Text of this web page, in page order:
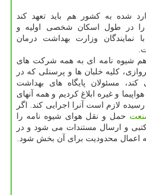
شده به کشور هم باید تعهد کند
را در طول اسکان شخصی اولیه و
۱۴ روزه با نمایندگان وزارت بهداشت درمان
شیوه نامه ای به همه شرکت های
کلیه خلبان ها و پرسنلی که در
کند، مسئولان پایگاه های بهداشت
و غیره ابلاغ کردیم و همه آنهای
لازم است آنرا اجرایی کند. اگر
حمل و نقل هوای شیوه نامه را
کتبی و ارسال مستندات می شود و در
اعمال محدودیت برای آن بخش شود.